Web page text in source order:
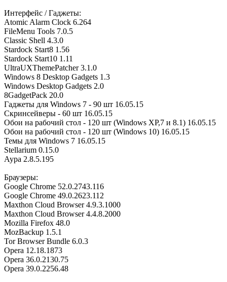
Интерфейс / Гаджеты:
Atomic Alarm Clock 6.264
FileMenu Tools 7.0.5
Classic Shell 4.3.0
Stardock Start8 1.56
Stardock Start10 1.11
UltraUXThemePatcher 3.1.0
Windows 8 Desktop Gadgets 1.3
Windows Desktop Gadgets 2.0
8GadgetPack 20.0
Гаджеты для Windows 7 - 90 шт 16.05.15
Скринсейверы - 60 шт 16.05.15
Обои на рабочий стол - 120 шт (Windows XP,7 и 8.1) 16.05.15
Обои на рабочий стол - 120 шт (Windows 10) 16.05.15
Темы для Windows 7 16.05.15
Stellarium 0.15.0
Аура 2.8.5.195
Браузеры:
Google Chrome 52.0.2743.116
Google Chrome 49.0.2623.112
Maxthon Cloud Browser 4.9.3.1000
Maxthon Cloud Browser 4.4.8.2000
Mozilla Firefox 48.0
MozBackup 1.5.1
Tor Browser Bundle 6.0.3
Opera 12.18.1873
Opera 36.0.2130.75
Opera 39.0.2256.48